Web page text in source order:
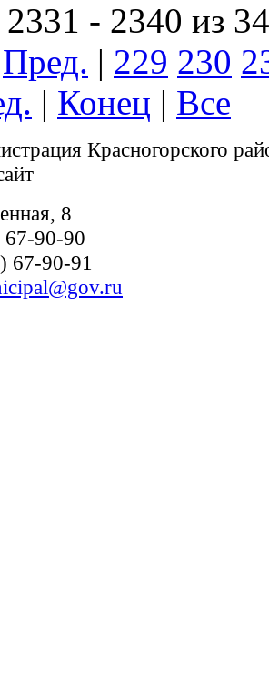
- 2340 из
Пред. | 229 230
| Конец | Все
Красногорского
8
67-90-90
67-90-91